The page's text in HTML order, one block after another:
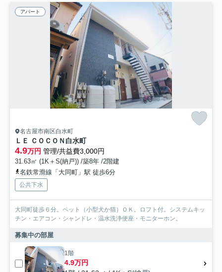
アパート
名古屋市南区白水町
ＬＥ ＣＯＣＯＮ白水町
4.9万円 管理/共益費3,000円
31.63㎡ (1K＋S(納戸)) /築8年 /2階建
名鉄常滑線「大同町」駅 徒歩6分
公共下水
大同町徒歩６分。ペット（小型犬か猫）ＯＫ。ロフト付。システムキッ
チン・エアコン・シャンドレ・温水洗浄便座・モニターホン。
募集中の部屋
1階
4.9万円